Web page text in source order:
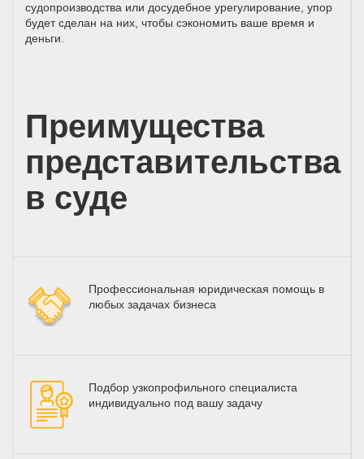
судопроизводства или досудебное урегулирование, упор
будет сделан на них, чтобы сэкономить ваше время и
деньги.
Преимущества
представительства
в суде
Профессиональная юридическая помощь в
любых задачах бизнеса
Подбор узкопрофильного специалиста
индивидуально под вашу задачу